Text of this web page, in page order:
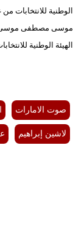
الوطنية للانتخابات
موسى مصطفى موسى،
الهيئة الوطنية
صوت الامارات
لاشين إبراهيم